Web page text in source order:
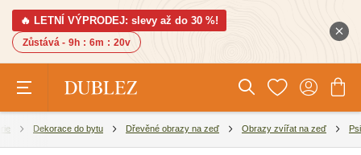
🔥 LETNÍ VÝPRODEJ: slevy až do 30 %!
Zůstává - 9h : 6m : 19v
Dekorace do bytu Dřevěné obrazy na zeď Obrazy zvířat na zeď Psi